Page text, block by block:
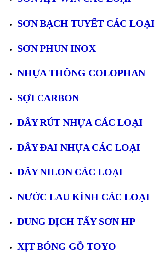
SƠN BẠCH TUYẾT CÁC LOẠI
SƠN PHUN INOX
NHỰA THÔNG COLOPHAN
SỢI CARBON
DÂY RÚT NHỰA CÁC LOẠI
DÂY ĐAI NHỰA CÁC LOẠI
DÂY NILON CÁC LOẠI
NƯỚC LAU KÍNH CÁC LOẠI
DUNG DỊCH TẨY SƠN HP
XỊT BÓNG GỖ TOYO